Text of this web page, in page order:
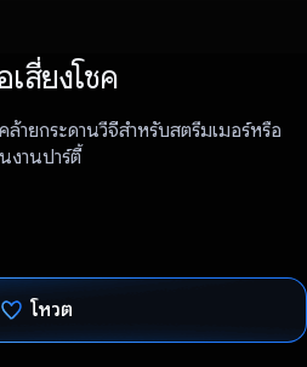
เสี่ยงโชค
ยกระดานวีจีสำหรับสตรีมเมอร์หรือ
งานปาร์ตี้
โหวต